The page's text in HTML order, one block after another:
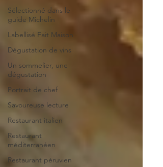
Sélectionné dans le
guide Michelin
Labellisé Fait Maison
Dégustation de vins
Un sommelier, une
dégustation
Portrait de chef
Savoureuse lecture
Restaurant italien
Restaurant
méditerranéen
Restaurant péruvien